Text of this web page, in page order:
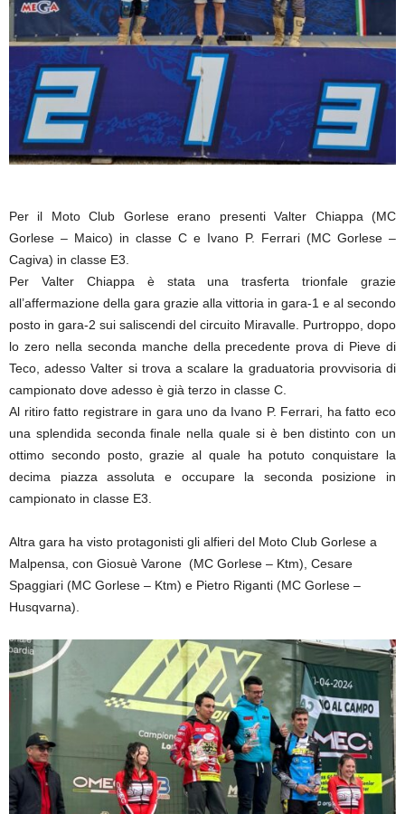
Per il Moto Club Gorlese erano presenti Valter Chiappa (MC
Gorlese – Maico) in classe C e Ivano P. Ferrari (MC Gorlese –
Cagiva) in classe E3.
Per Valter Chiappa è stata una trasferta trionfale grazie
all’affermazione della gara grazie alla vittoria in gara-1 e al secondo
posto in gara-2 sui saliscendi del circuito Miravalle. Purtroppo, dopo
lo zero nella seconda manche della precedente prova di Pieve di
Teco, adesso Valter si trova a scalare la graduatoria provvisoria di
campionato dove adesso è già terzo in classe C.
Al ritiro fatto registrare in gara uno da Ivano P. Ferrari, ha fatto eco
una splendida seconda finale nella quale si è ben distinto con un
ottimo secondo posto, grazie al quale ha potuto conquistare la
decima piazza assoluta e occupare la seconda posizione in
campionato in classe E3.
Altra gara ha visto protagonisti gli alfieri del Moto Club Gorlese a
Malpensa, con Giosuè Varone (MC Gorlese – Ktm), Cesare
Spaggiari (MC Gorlese – Ktm) e Pietro Riganti (MC Gorlese –
Husqvarna).